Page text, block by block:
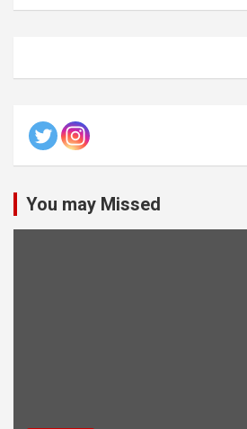
You may Missed